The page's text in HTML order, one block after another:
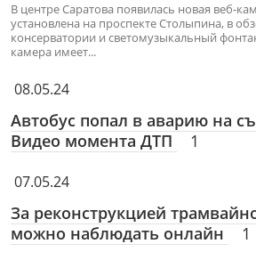
В центре Саратова появилась новая веб-
установлена на проспекте Столыпина, в
консерватории и светомузыкальный
камера имеет...
08.05.24
Автобус попал в аварию на
Видео момента ДТП
1
07.05.24
За реконструкцией
можно наблюдать онлайн
1